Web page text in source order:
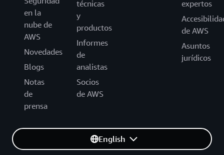
en la
nube de
AWS
Novedades
Blogs
Notas
de
prensa
técnicas
y
productos
Informes
de
analistas
Socios
de AWS
expertos
de AWS
Asuntos
jurídicos
English